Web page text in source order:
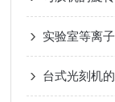
实验室等离
台式光刻机